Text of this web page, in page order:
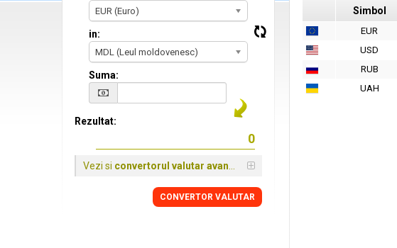
Simbol
EUR
USD
RUB
UAH
EUR (Euro)
in:
MDL (Leul moldovenesc)
Suma:
Rezultat:
Vezi si convertorul valutar avansat
CONVERTOR VALUTAR